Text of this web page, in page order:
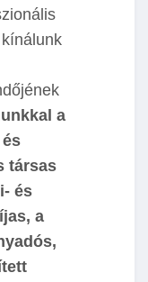
a
társas
és
a